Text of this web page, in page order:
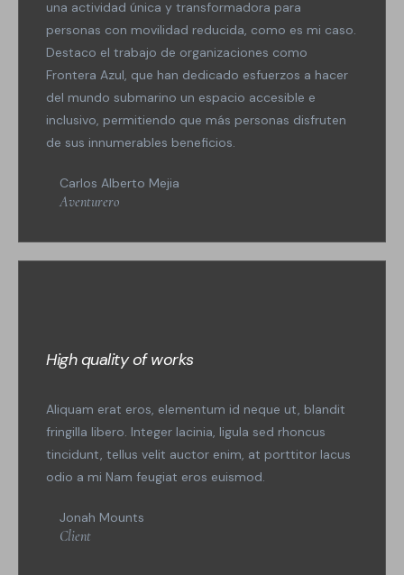
una actividad única y transformadora para
personas con movilidad reducida, como es mi caso.
Destaco el trabajo de organizaciones como
Frontera Azul, que han dedicado esfuerzos a hacer
del mundo submarino un espacio accesible e
inclusivo, permitiendo que más personas disfruten
de sus innumerables beneficios.
Carlos Alberto Mejia
Aventurero
High quality of works
Aliquam erat eros, elementum id neque ut, blandit
fringilla libero. Integer lacinia, ligula sed rhoncus
tincidunt, tellus velit auctor enim, at porttitor lacus
odio a mi Nam feugiat eros euismod.
Jonah Mounts
Client